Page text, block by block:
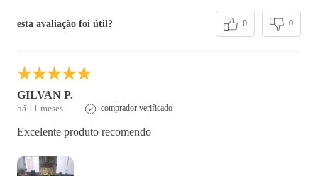
esta avaliação foi útil? 0 0
GILVAN P.
há 11 meses comprador verificado
Excelente produto recomendo